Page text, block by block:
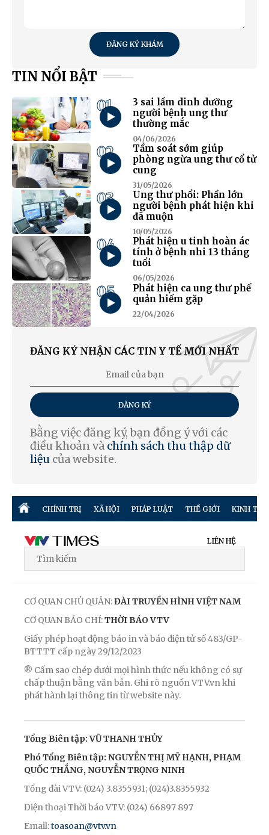
ĐĂNG KÝ KHÁM
TIN NỔI BẬT
01
3 sai lầm dinh dưỡng
người bệnh ung thư
thường mắc
04/06/2026
02
Tầm soát sớm giúp
phòng ngừa ung thư cổ tử
cung
31/05/2026
03
Ung thư phổi: Phần lớn
người bệnh phát hiện khi
đã muộn
10/05/2026
04
Phát hiện u tinh hoàn ác
tính ở bệnh nhi 13 tháng
tuổi
06/05/2026
05
Phát hiện ca ung thư phế
quản hiếm gặp
22/04/2026
ĐĂNG KÝ NHẬN CÁC TIN Y TẾ MỚI NHẤT
ĐĂNG KÝ
Bằng việc đăng ký, bạn đồng ý với các
điều khoản và chính sách thu thập dữ
liệu của website.
CHÍNH TRỊ XÃ HỘI PHÁP LUẬT THẾ GIỚI KINH TẾ
LIÊN HỆ
CƠ QUAN CHỦ QUẢN:ĐÀI TRUYỀN HÌNH VIỆT NAM
CƠ QUAN BÁO CHÍ:THỜI BÁO VTV
Giấy phép hoạt động báo in và báo điện tử số 483/GP-
BTTTT cấp ngày 29/12/2023
® Cấm sao chép dưới mọi hình thức nếu không có sự
chấp thuận bằng văn bản. Ghi rõ nguồn VTV.vn khi
phát hành lại thông tin từ website này.
Tổng Biên tập: VŨ THANH THỦY
Phó Tổng Biên tập: NGUYỄN THỊ MỸ HẠNH, PHẠM
QUỐC THẮNG, NGUYỄN TRỌNG NINH
Tổng đài VTV: (024) 3.8355931; (024)3.8355932
Điện thoại Thời báo VTV: (024) 66897 897
Email:toasoan@vtv.vn